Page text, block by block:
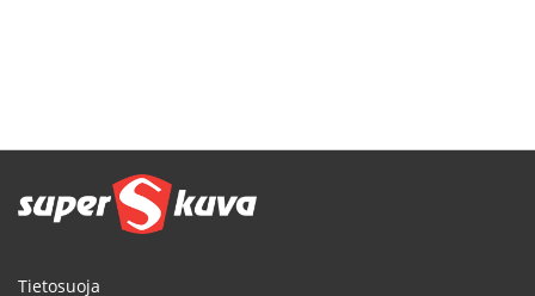
Tietosuoja